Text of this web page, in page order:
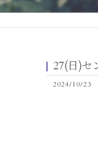
27(日)セ
2024/10/23